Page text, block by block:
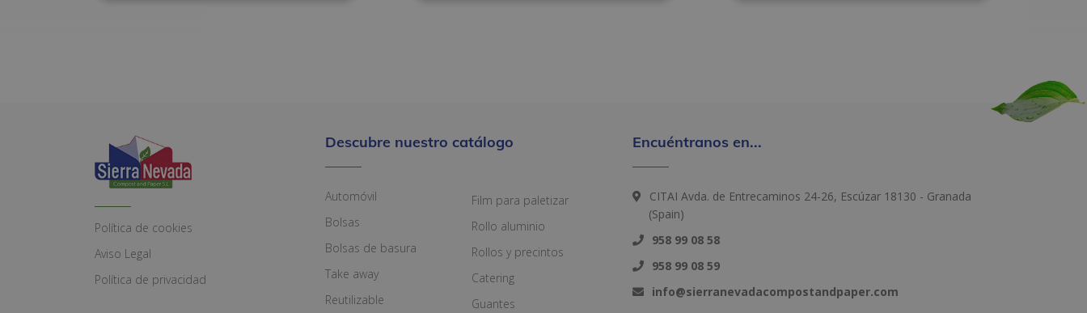
Política de cookies
Aviso Legal
Política de privacidad
Descubre nuestro catálogo
Automóvil
Bolsas
Bolsas de basura
Take away
Reutilizable
Film para paletizar
Rollo aluminio
Rollos y precintos
Catering
Guantes
Encuéntranos en...
CITAI Avda. de Entrecaminos 24-26, Escúzar 18130 - Granada
(Spain)
958 99 08 58
958 99 08 59
info@sierranevadacompostandpaper.com